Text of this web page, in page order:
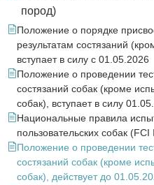
пород)
Положение о порядке
результатам состязаний
вступает в силу с 01.05.2026
Положение о проведении
состязаний собак (кроме
собак), вступает в силу
Национальные правила
пользовательских собак
Положение о проведении
состязаний собак (кроме
собак), действует до